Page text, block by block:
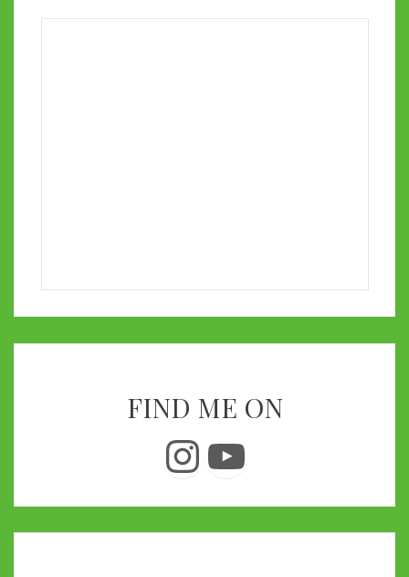
FIND ME ON
Instagram
YouTube